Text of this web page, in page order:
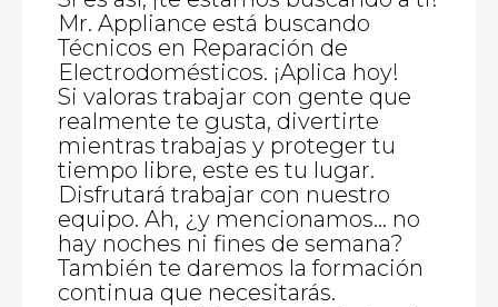
Mr. Appliance está buscando
Técnicos en Reparación de
Electrodomésticos. ¡Aplica hoy!
Si valoras trabajar con gente que
realmente te gusta, divertirte
mientras trabajas y proteger tu
tiempo libre, este es tu lugar.
Disfrutará trabajar con nuestro
equipo. Ah, ¿y mencionamos... no
hay noches ni fines de semana?
También te daremos la formación
continua que necesitarás.